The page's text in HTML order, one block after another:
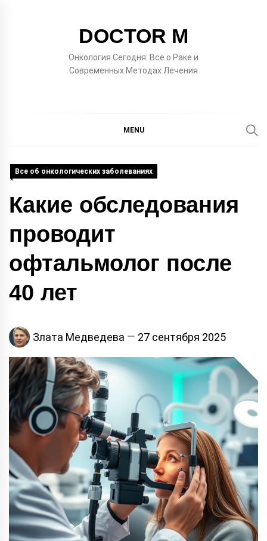
DOCTOR M
Онкология Сегодня: Всё о Раке и
Современных Методах Лечения
MENU
Все об онкологических заболеваниях
Какие обследования
проводит
офтальмолог после
40 лет
Злата Медведева 27 сентября 2025